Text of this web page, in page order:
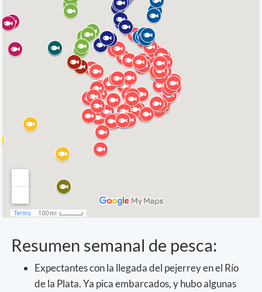
Resumen semanal de pesca:
Expectantes con la llegada del pejerrey en el Río
de la Plata. Ya pica embarcados, y hubo algunas